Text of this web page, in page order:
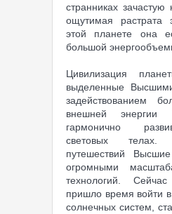
странниках
ощутимая растрата
этой планете она
большой
Цивилизация
выделенные
задействованием
внешней энергии
гармонично
световых
путешествий
огромными
технологий.
пришло время войти
солнечных систем,